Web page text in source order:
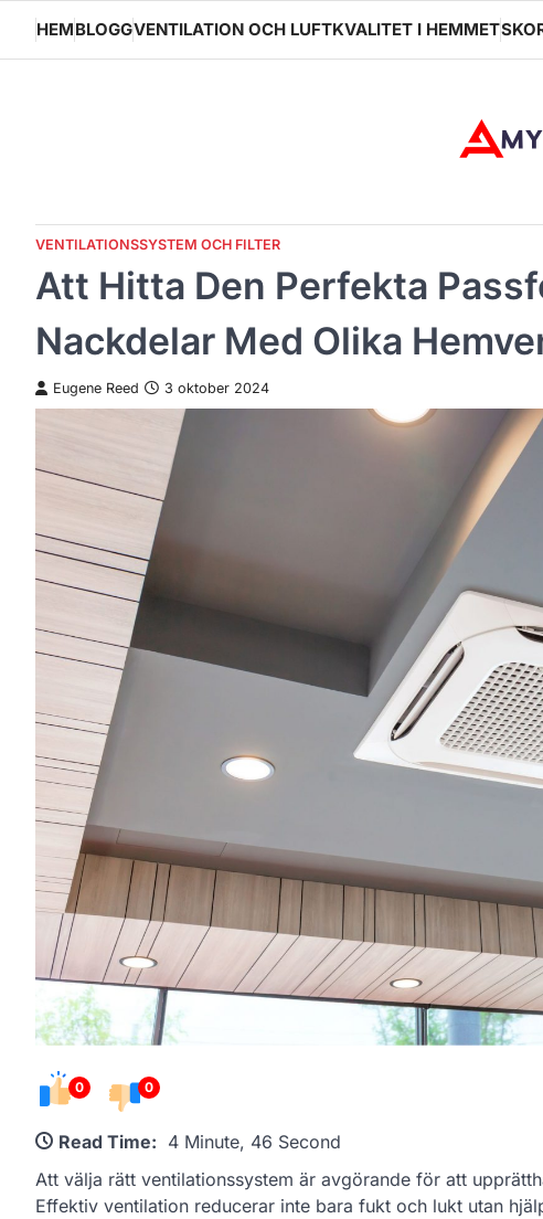
content
HEMBLOGGVENTILATION OCH LUFTKVALITET I HEMMET
VENTILATIONSSYSTEM OCH FILTER
Att Hitta Den Perfekta
Nackdelar Med Olika
Eugene Reed 3 oktober 2024
0 0
Read Time: 4 Minute, 46 Second
Att välja rätt ventilationssystem är avgörande för att
Effektiv ventilation reducerar inte bara fukt och lukt utan